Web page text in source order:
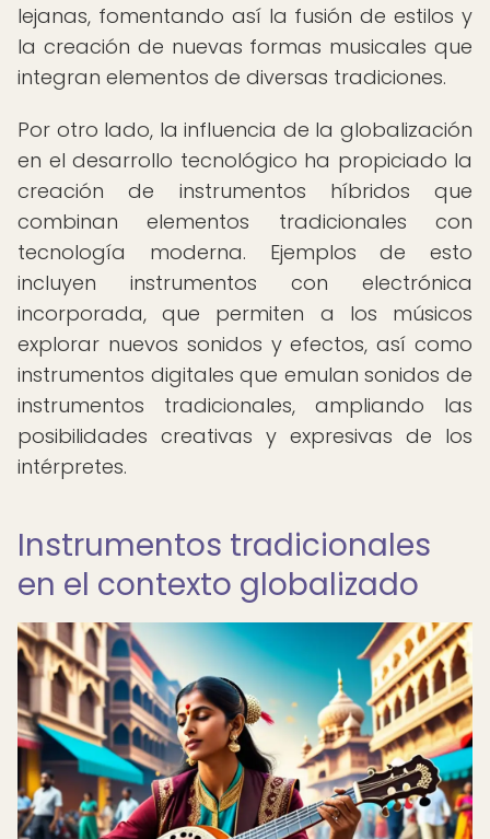
lejanas, fomentando así la fusión de estilos y
la creación de nuevas formas musicales que
integran elementos de diversas tradiciones.
Por otro lado, la influencia de la globalización
en el desarrollo tecnológico ha propiciado la
creación de instrumentos híbridos que
combinan elementos tradicionales con
tecnología moderna. Ejemplos de esto
incluyen instrumentos con electrónica
incorporada, que permiten a los músicos
explorar nuevos sonidos y efectos, así como
instrumentos digitales que emulan sonidos de
instrumentos tradicionales, ampliando las
posibilidades creativas y expresivas de los
intérpretes.
Instrumentos tradicionales
en el contexto globalizado